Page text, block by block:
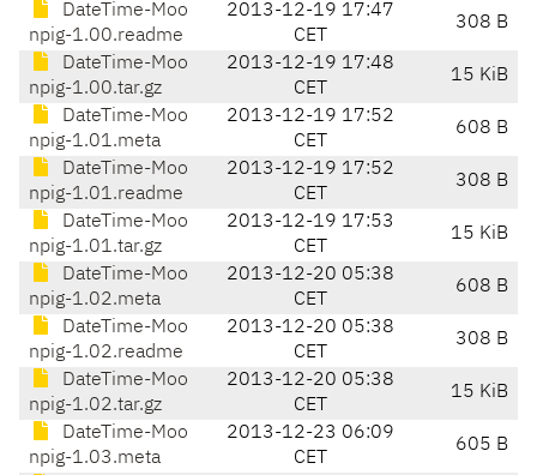
DateTime-Moo
npig-1.00.readme
2013-12-19 17:47
CET
308 B
DateTime-Moo
npig-1.00.tar.gz
2013-12-19 17:48
CET
15 KiB
DateTime-Moo
npig-1.01.meta
2013-12-19 17:52
CET
608 B
DateTime-Moo
npig-1.01.readme
2013-12-19 17:52
CET
308 B
DateTime-Moo
npig-1.01.tar.gz
2013-12-19 17:53
CET
15 KiB
DateTime-Moo
npig-1.02.meta
2013-12-20 05:38
CET
608 B
DateTime-Moo
npig-1.02.readme
2013-12-20 05:38
CET
308 B
DateTime-Moo
npig-1.02.tar.gz
2013-12-20 05:38
CET
15 KiB
DateTime-Moo
npig-1.03.meta
2013-12-23 06:09
CET
605 B